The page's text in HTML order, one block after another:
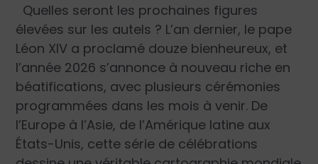
Quelles seront les prochaines figures
élevées sur les autels ? L’an dernier, le pape
Léon XIV a proclamé douze bienheureux, et
l’année 2026 s’annonce à nouveau riche en
béatifications, avec plusieurs cérémonies
programmées dans les mois à venir. De
l’Europe à l’Asie, de l’Amérique latine aux
États-Unis, cette série de célébrations